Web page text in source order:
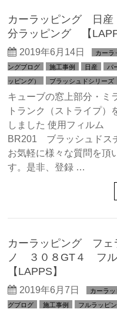
カーラッピング 日
分ラッピング 【
2019年6月14日 カーラ
ングブログ
施工事例 日産
パ
ッピング）
ブラッシュドシリーズ
キューブの窓上部分・ミ
トランク（ストライプ）
しました 使用フィルム
BR201 ブラッシュドス
お気軽に様々な質問を頂
す。是非、登録 …
カーラッピング フ
ノ ３０８GT４ フ
【LAPPS】
2019年6月7日 カーラ
グブログ
施工事例 フルラッピ